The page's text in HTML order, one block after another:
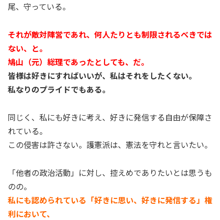
尾、守っている。
それが敵対陣営であれ、何人たりとも制限されるべきでは
ない、と。
鳩山（元）総理であったとしても、だ。
皆様は好きにすればいいが、私はそれをしたくない。
私なりのプライドでもある。
同じく、私にも好きに考え、好きに発信する自由が保障さ
れている。
この侵害は許さない。護憲派は、憲法を守れと言いたい。
「他者の政治活動」に対し、控えめでありたいとは思うも
のの。
私にも認められている「好きに思い、好きに発信する」権
利において、